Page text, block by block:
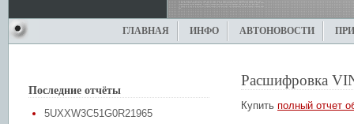
ГЛАВНАЯ ИНФО АВТОНОВОСТИ
Последние отчёты
5UXXW3C51G0R21965
Расшифровка
Купить полный отчет